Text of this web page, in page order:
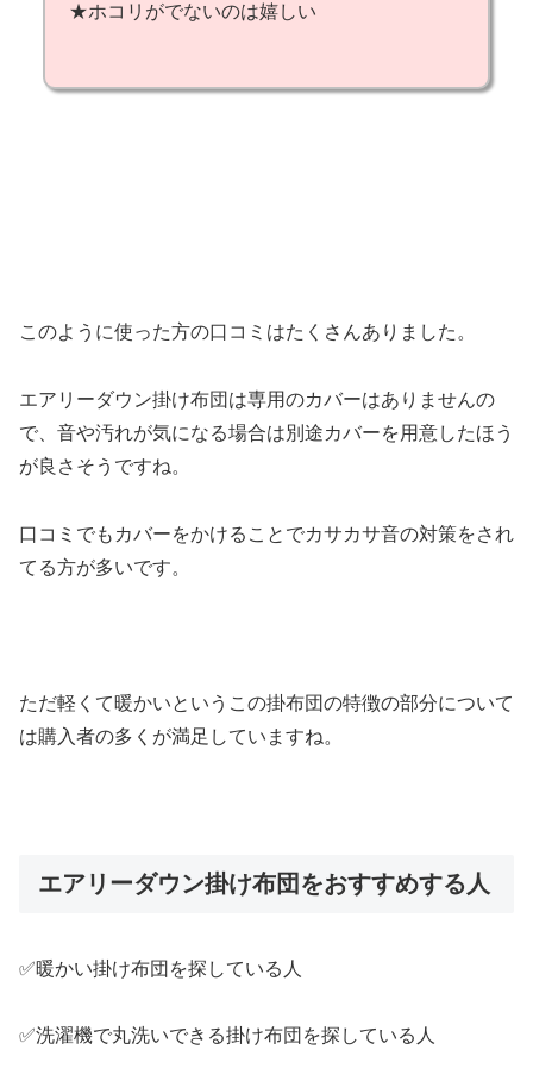
★ホコリがでないのは嬉しい
このように使った方の口コミはたくさんありました。
エアリーダウン掛け布団は専用のカバーはありませんの
で、音や汚れが気になる場合は別途カバーを用意したほう
が良さそうですね。
口コミでもカバーをかけることでカサカサ音の対策をされ
てる方が多いです。
ただ軽くて暖かいというこの掛布団の特徴の部分について
は購入者の多くが満足していますね。
エアリーダウン掛け布団をおすすめする人
✅暖かい掛け布団を探している人
✅洗濯機で丸洗いできる掛け布団を探している人